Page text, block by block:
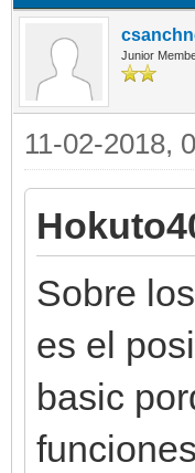
Junior
11-02-2018,
Sobre
es el
basic